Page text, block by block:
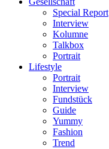
Special Report
Interview
Kolumne
Talkbox
Portrait
Lifestyle
Portrait
Interview
Fundstück
Guide
Yummy
Fashion
Trend